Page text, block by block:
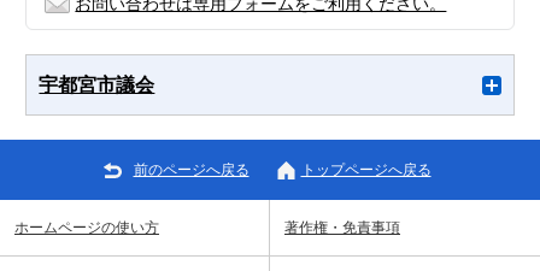
お問い合わせは専用フォームをご利用ください。
宇都宮市議会
前のページへ戻る トップページへ戻る
ホームページの使い方 著作権・免責事項